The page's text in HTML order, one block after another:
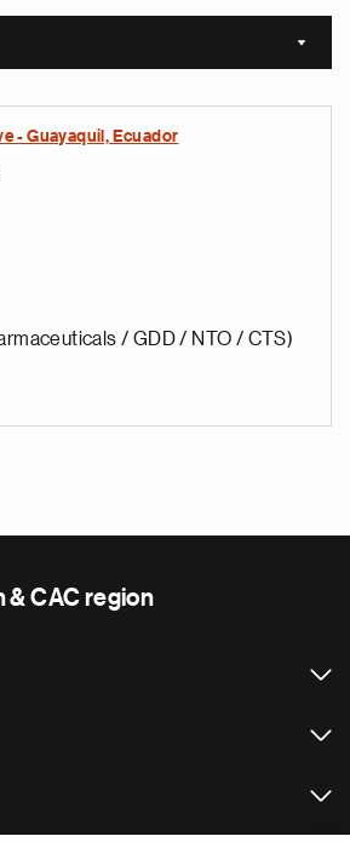
Sort
- Guayaquil, Ecuador
/ GDD / NTO / CTS)
& CAC region